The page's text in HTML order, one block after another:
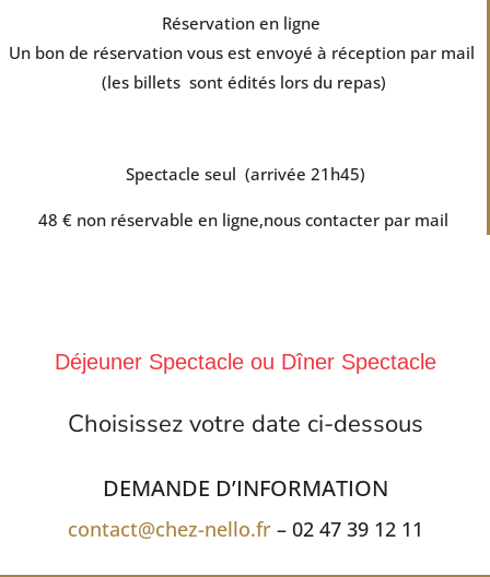
Réservation en ligne
Un bon de réservation vous est envoyé à réception par mail
(les billets sont édités lors du repas)
Spectacle seul (arrivée 21h45)
48 € non réservable en ligne,nous contacter par mail
Déjeuner Spectacle ou Dîner Spectacle
Choisissez votre date ci-dessous
DEMANDE D’INFORMATION
contact@chez-nello.fr– 02 47 39 12 11